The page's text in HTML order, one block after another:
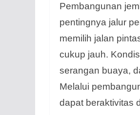
Pembangunan
pentingnya jalur
memilih jalan
cukup jauh.
serangan buaya,
Melalui
dapat beraktivitas